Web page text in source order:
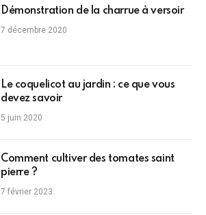
Démonstration de la charrue à versoir
7 décembre 2020
Le coquelicot au jardin : ce que vous
devez savoir
5 juin 2020
Comment cultiver des tomates saint
pierre ?
7 février 2023